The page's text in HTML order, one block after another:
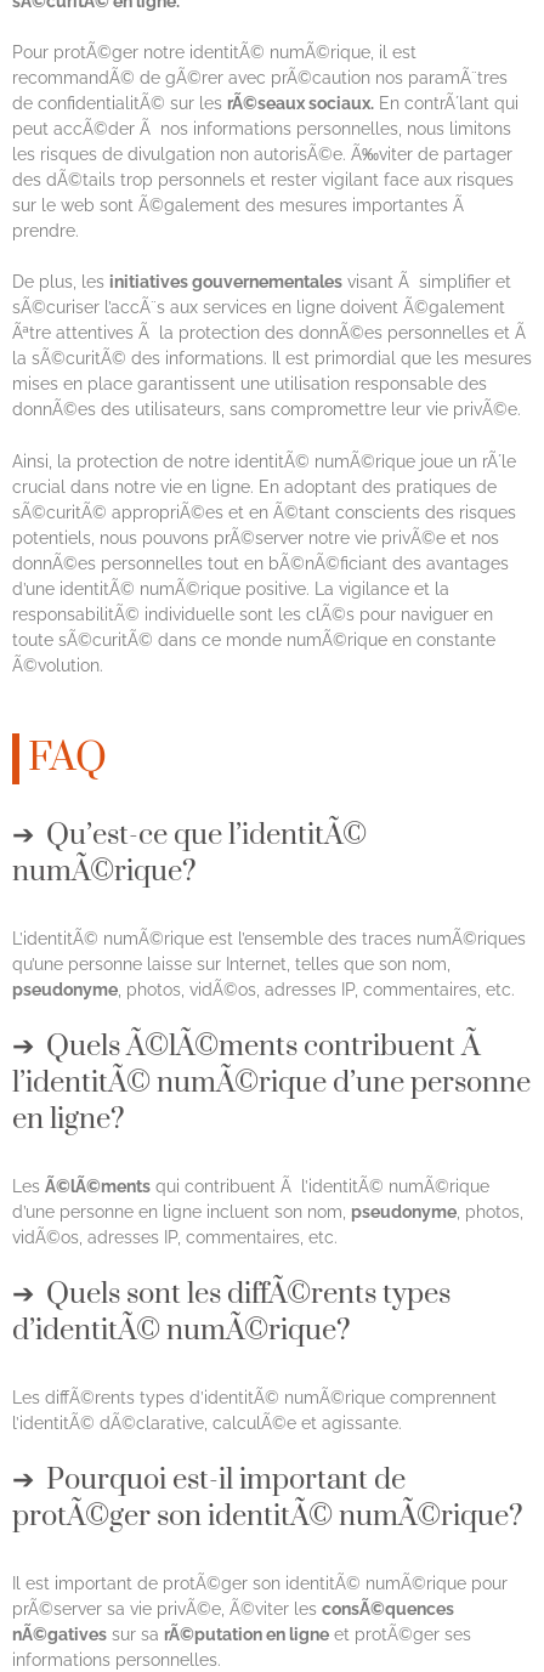
Pour protÃ©ger notre identitÃ© numÃ©rique, il est
recommandÃ© de gÃ©rer avec prÃ©caution nos paramÃ¨tres
de confidentialitÃ© sur les rÃ©seaux sociaux. En contrÃ´lant qui
peut accÃ©der Ã nos informations personnelles, nous limitons
les risques de divulgation non autorisÃ©e. Ã‰viter de partager
des dÃ©tails trop personnels et rester vigilant face aux risques
sur le web sont Ã©galement des mesures importantes Ã
prendre.
De plus, les initiatives gouvernementales visant Ã simplifier et
sÃ©curiser l’accÃ¨s aux services en ligne doivent Ã©galement
Ãªtre attentives Ã la protection des donnÃ©es personnelles et Ã
la sÃ©curitÃ© des informations. Il est primordial que les mesures
mises en place garantissent une utilisation responsable des
donnÃ©es des utilisateurs, sans compromettre leur vie privÃ©e.
Ainsi, la protection de notre identitÃ© numÃ©rique joue un rÃ´le
crucial dans notre vie en ligne. En adoptant des pratiques de
sÃ©curitÃ© appropriÃ©es et en Ã©tant conscients des risques
potentiels, nous pouvons prÃ©server notre vie privÃ©e et nos
donnÃ©es personnelles tout en bÃ©nÃ©ficiant des avantages
d’une identitÃ© numÃ©rique positive. La vigilance et la
responsabilitÃ© individuelle sont les clÃ©s pour naviguer en
toute sÃ©curitÃ© dans ce monde numÃ©rique en constante
Ã©volution.
FAQ
Qu’est-ce que l’identitÃ©
numÃ©rique?
L’identitÃ© numÃ©rique est l’ensemble des traces numÃ©riques
qu’une personne laisse sur Internet, telles que son nom,
pseudonyme , photos, vidÃ©os, adresses IP, commentaires, etc.
Quels Ã©lÃ©ments contribuent Ã
l’identitÃ© numÃ©rique d’une personne
en ligne?
Les Ã©lÃ©ments qui contribuent Ã l’identitÃ© numÃ©rique
d’une personne en ligne incluent son nom, pseudonyme , photos,
vidÃ©os, adresses IP, commentaires, etc.
Quels sont les diffÃ©rents types
d’identitÃ© numÃ©rique?
Les diffÃ©rents types d’identitÃ© numÃ©rique comprennent
l’identitÃ© dÃ©clarative, calculÃ©e et agissante.
Pourquoi est-il important de
protÃ©ger son identitÃ© numÃ©rique?
Il est important de protÃ©ger son identitÃ© numÃ©rique pour
prÃ©server sa vie privÃ©e, Ã©viter les consÃ©quences
nÃ©gatives sur sa rÃ©putation en ligne et protÃ©ger ses
informations personnelles.